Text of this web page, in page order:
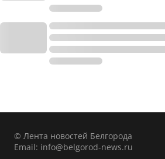
© Лента новостей Белгорода
Email: info@belgorod-news.ru